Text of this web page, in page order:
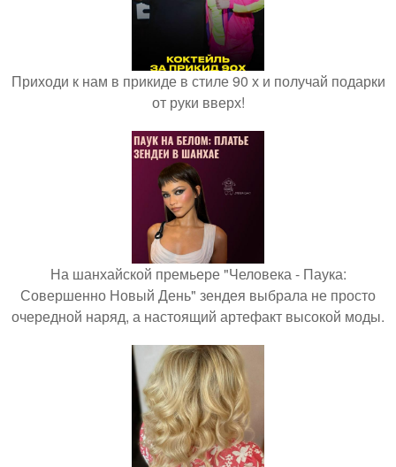
Приходи к нам в прикиде в стиле 90 х и получай подарки
от руки вверх!
На шанхайской премьере "Человека - Паука:
Совершенно Новый День" зендея выбрала не просто
очередной наряд, а настоящий артефакт высокой моды.